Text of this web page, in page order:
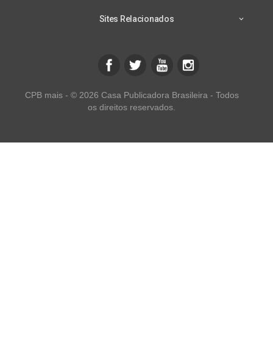
Sites Relacionados
CPB mais - © 2026 Casa Publicadora Brasileira - Todos
os direitos reservados.